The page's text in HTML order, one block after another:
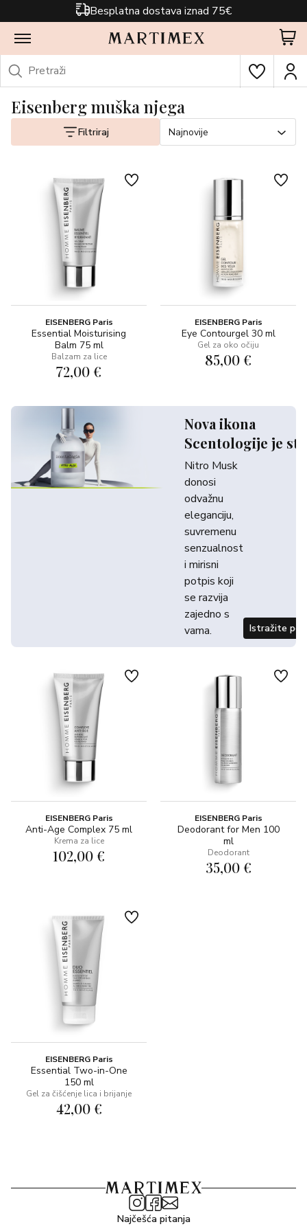
Besplatna dostava iznad 75€
Eisenberg muška njega
Filtriraj Najnovije
EISENBERG Paris
Essential Moisturising
Balm 75 ml
Balzam za lice
72,00 €
EISENBERG Paris
Eye Contourgel 30 ml
Gel za oko očiju
85,00 €
Nova ikona
Scentologije je
Nitro Musk
donosi
odvažnu
eleganciju,
suvremenu
senzualnost
i mirisni
potpis koji
se razvija
zajedno s
vama.
Istražite
EISENBERG Paris
Anti-Age Complex 75 ml
Krema za lice
102,00 €
EISENBERG Paris
Deodorant for Men 100
ml
Deodorant
35,00 €
EISENBERG Paris
Essential Two-in-One
150 ml
Gel za čišćenje lica i brijanje
42,00 €
Najčešća pitanja